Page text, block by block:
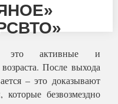
это активные и
После выхода
– это доказывают
безвозмездно